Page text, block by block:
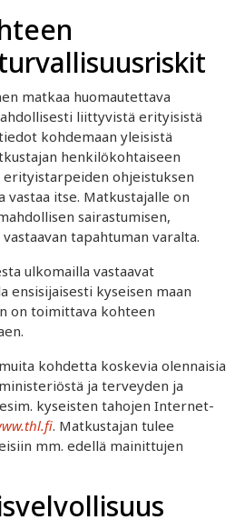
matkaa huomautettava
liittyvistä erityisistä
kohdemaan yleisistä
henkilökohtaiseen
ohjeistuksen
vastaa itse. Matkustajalle on
sairastumisen,
tapahtuman varalta.
ulkomailla vastaavat
ensisijaisesti kyseisen maan
on toimittava kohteen
kohdetta koskevia olennaisia
ja terveyden ja
kyseisten tahojen Internet-
. Matkustajan tulee
mm. edellä mainittujen